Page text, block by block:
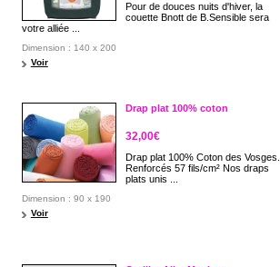
Pour de douces nuits d'hiver, la
couette Bnott de B.Sensible sera
votre alliée ...
Dimension : 140 x 200
Voir
Drap plat 100% coton
32,00€
Drap plat 100% Coton des Vosges.
Renforcés 57 fils/cm² Nos draps
plats unis ...
Dimension : 90 x 190
Voir